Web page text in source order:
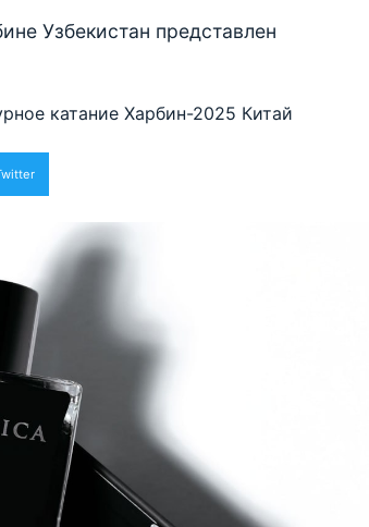
Узбекистан представлен
катание Харбин-2025 Китай